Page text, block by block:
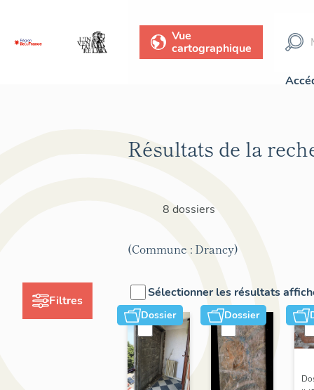
Vue
cartographique
Filtres
Résultats de la
8 dossiers
(Commune : Drancy)
Sélectionner les résultats
Dossier Dossier